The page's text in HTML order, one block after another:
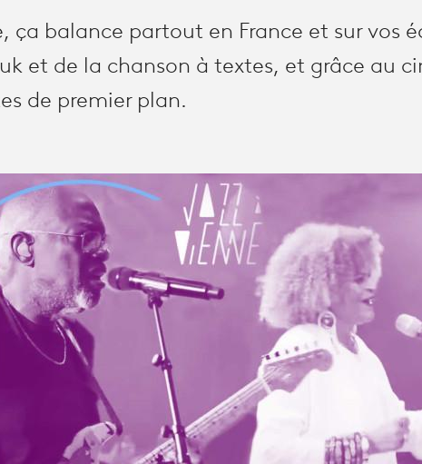
ça balance partout en France et sur vos
et de la chanson à textes, et grâce au
de premier plan.